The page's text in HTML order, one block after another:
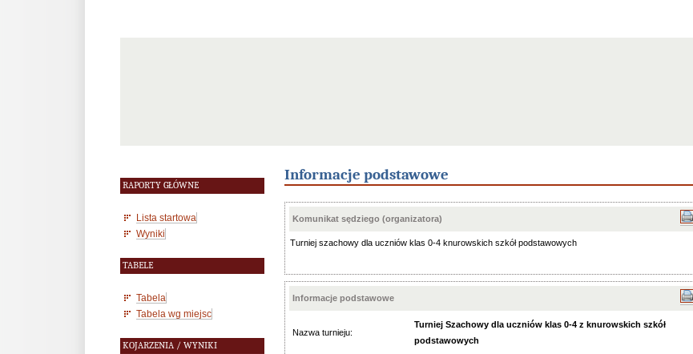
RAPORTY GŁÓWNE
Lista startowa
Wyniki
TABELE
Tabela
Tabela wg miejsc
KOJARZENIA / WYNIKI
Informacje podstawowe
Komunikat sędziego (organizatora)
Turniej szachowy dla uczniów klas 0-4 knurowskich szkół podstawowych
Informacje podstawowe
Nazwa turnieju:
Turniej Szachowy dla uczniów klas 0-4 z knurowskich szkół
podstawowych